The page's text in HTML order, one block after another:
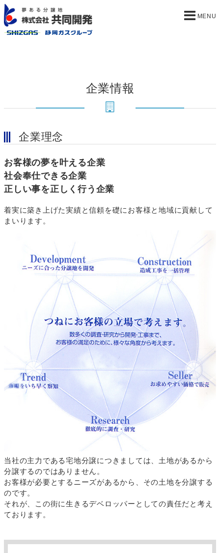
企業情報
企業理念
お客様の夢を叶える企業
社会奉仕できる企業
正しい事を正しく行う企業
着実に築き上げた実績と信頼を礎にお客様と地域に貢献して
まいります。
当社の主力である宅地分譲につきましては、土地があるから
分譲するのではありません。
お客様が必要とするニーズがあるから、その土地を分譲する
のです。
それが、この街に生きるデベロッパーとしての責任だと考え
ております。